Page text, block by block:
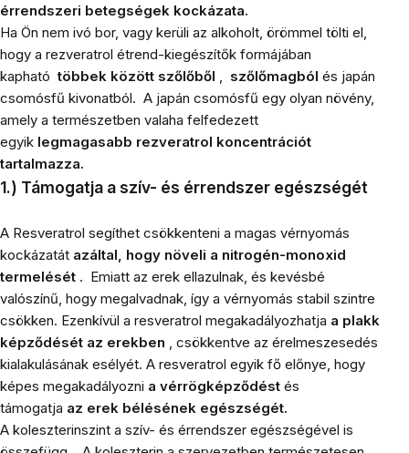
érrendszeri betegségek kockázata.
Ha Ön nem ivó bor, vagy kerüli az alkoholt, örömmel tölti el,
hogy a rezveratrol étrend-kiegészítők formájában
kapható többek között szőlőből , szőlőmagból és japán
csomósfű kivonatból. A japán csomósfű egy olyan növény,
amely a természetben valaha felfedezett
egyik legmagasabb rezveratrol koncentrációt
tartalmazza.
1.) Támogatja a szív- és érrendszer egészségét
A Resveratrol segíthet csökkenteni a magas vérnyomás
kockázatát azáltal, hogy növeli a nitrogén-monoxid
termelését . Emiatt az erek ellazulnak, és kevésbé
valószínű, hogy megalvadnak, így a vérnyomás stabil szintre
csökken. Ezenkívül a resveratrol megakadályozhatja a plakk
képződését az erekben , csökkentve az érelmeszesedés
kialakulásának esélyét. A resveratrol egyik fő előnye, hogy
képes megakadályozni a vérrögképződést és
támogatja az erek bélésének egészségét.
A koleszterinszint a szív- és érrendszer egészségével is